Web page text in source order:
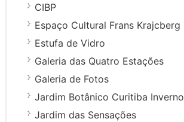
CIBP
Espaço Cultural Frans Krajcberg
Estufa de Vidro
Galeria das Quatro Estações
Galeria de Fotos
Jardim Botânico Curitiba Inverno
Jardim das Sensações